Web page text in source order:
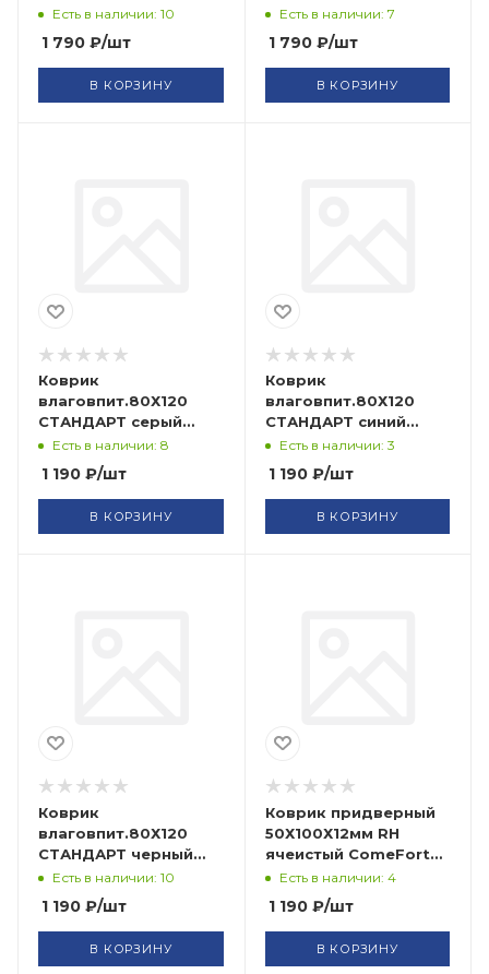
FLOOR MAT
Есть в наличии: 10
1 790 ₽/шт
В КОРЗИНУ
FLOOR MAT
Есть в наличии: 7
1 790₽/шт
В КОРЗИНУ
Коврик
влаговпит.80Х120
СТАНДАРТ серый
FLOOR MAT
Есть в наличии: 8
1 190 ₽/шт
В КОРЗИНУ
Коврик
влаговпит.80Х120
СТАНДАРТ синий
FLOOR MAT
Есть в наличии: 3
1 190₽/шт
В КОРЗИНУ
Коврик
влаговпит.80Х120
СТАНДАРТ черный
FLOOR MAT
Есть в наличии: 10
1 190 ₽/шт
В КОРЗИНУ
Коврик придверный
50Х100Х12мм RH
ячеистый ComeForte
(5)Есть в наличии: 4
1 190₽/шт
В КОРЗИНУ